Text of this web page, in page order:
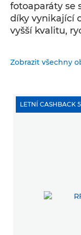
EF-S
fotoaparáty se
díky vynikající
vyšší kvalitu,
Zobrazit všechny
LETNÍ CASHBACK